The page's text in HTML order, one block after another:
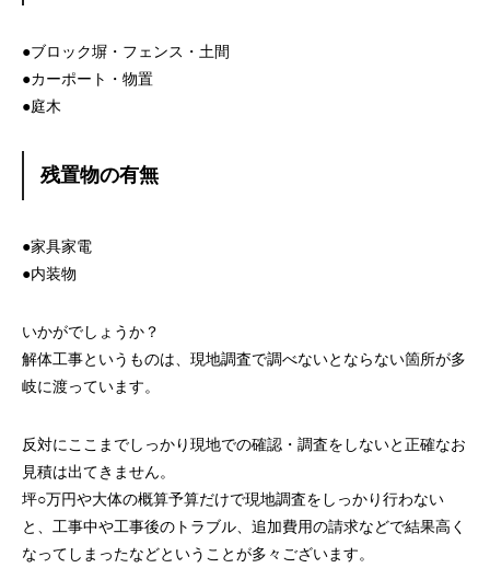
●ブロック塀・フェンス・土間
●カーポート・物置
●庭木
残置物の有無
●家具家電
●内装物
いかがでしょうか？
解体工事というものは、現地調査で調べないとならない箇所が多
岐に渡っています。
反対にここまでしっかり現地での確認・調査をしないと正確なお
見積は出てきません。
坪○万円や大体の概算予算だけで現地調査をしっかり行わない
と、工事中や工事後のトラブル、追加費用の請求などで結果高く
なってしまったなどということが多々ございます。